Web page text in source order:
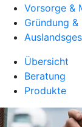
Vorsorge &
Gründung
Übersicht
Beratung
Produkte